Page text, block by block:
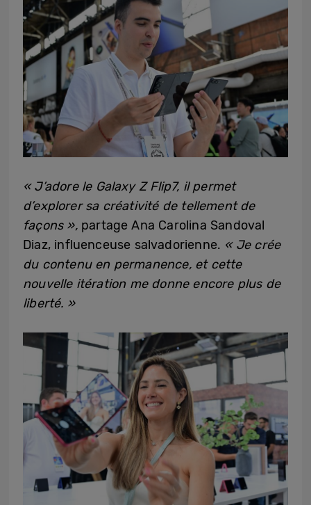
« J’adore le Galaxy Z Flip7, il permet
d’explorer sa créativité de tellement de
façons »,partage Ana Carolina Sandoval
Diaz, influenceuse salvadorienne. « Je crée
du contenu en permanence, et cette
nouvelle itération me donne encore plus de
liberté. »